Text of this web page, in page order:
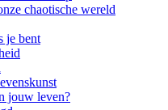
chaotische wereld
je bent
jouw leven?